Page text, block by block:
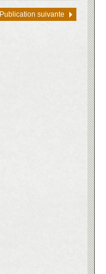
Publication suivante